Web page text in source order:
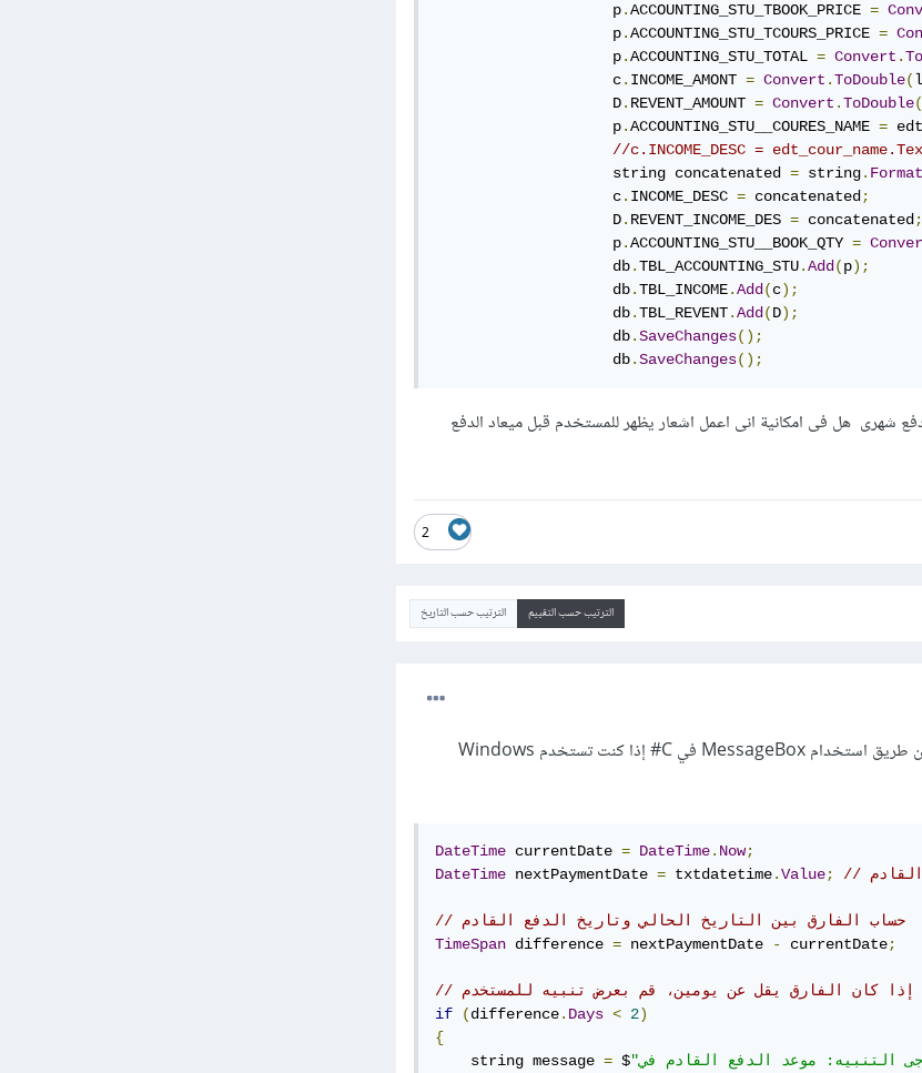
                    p
.ACCOUNTING_STU_TBOOK_PRICE =
                    p
.ACCOUNTING_STU_TCOURS_PRICE =
                    p
.ACCOUNTING_STU_TOTAL = Convert .
                    c
. INCOME_AMONT = Convert .ToDouble(
                    D
. REVENT_AMOUNT = Convert .ToDouble(
                    p
.ACCOUNTING_STU__COURES_NAME =
//c.INCOME_DESC =
                    string concatenated
= string. Format
                    c
. INCOME_DESC = concatenated ;
                    D
. REVENT_INCOME_DES = concatenated ;
                    p
.ACCOUNTING_STU__BOOK_QTY =
                    db
.TBL_ACCOUNTING_STU.Add (p);
                    db
.TBL_INCOME.Add (c);
                    db
.TBL_REVENT.Add (D);
                    db
.SaveChanges();
                    db
.SaveChanges();
شهرى هل فى امكانية انى اعمل اشعار يظهر للمستخدم قبل ميعاد الدفع
2
الترتيب حسب التقييم الترتيب حسب التاريخ
أعتقد أنه يمكنك استخدام تنبيها بسيطا عن طريق استخدام MessageBox في C# إذا كنت تستخدم Windows
DateTime currentDate = DateTime. Now;
DateTime nextPaymentDate = txtdatetime.Value;
// حساب الفارق بين التاريخ الحالي وتاريخ الدفع القادم
TimeSpan difference = nextPaymentDate - currentDate;
// إذا كان الفارق يقل عن يومين، قم بعرض تنبيه للمستخدم
if
(difference. Days < 2)
{
string message = $